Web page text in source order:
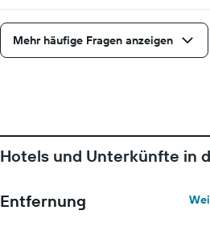
Mehr häufige Fragen anzeigen
Hotels und Unterkünfte in
Entfernung